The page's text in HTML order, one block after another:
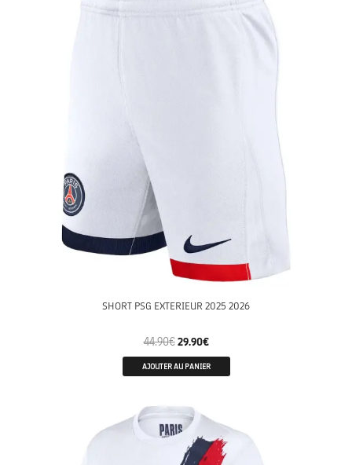
SHORT PSG EXTERIEUR 2025 2026
44.90€ 29.90€
AJOUTER AU PANIER